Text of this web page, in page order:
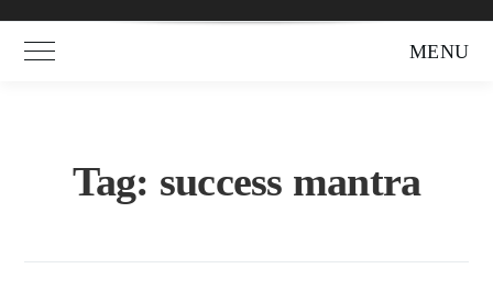
Toggle Main Menu MENU
Tag: success mantra